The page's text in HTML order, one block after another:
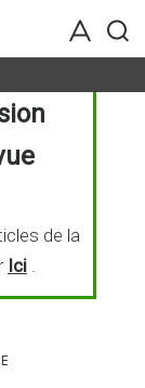
de la
Ici.